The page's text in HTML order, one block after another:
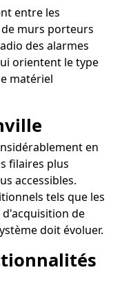
entre les
murs porteurs
des alarmes
orientent le type
matériel
en
filaires plus
accessibles.
tels que les
de
doit évoluer.